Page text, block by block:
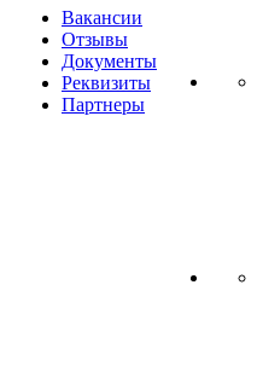
Вакансии
Отзывы
Документы
Реквизиты
Партнеры